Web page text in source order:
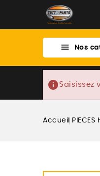
 Nos
info Saisissez
Accueil PIECES